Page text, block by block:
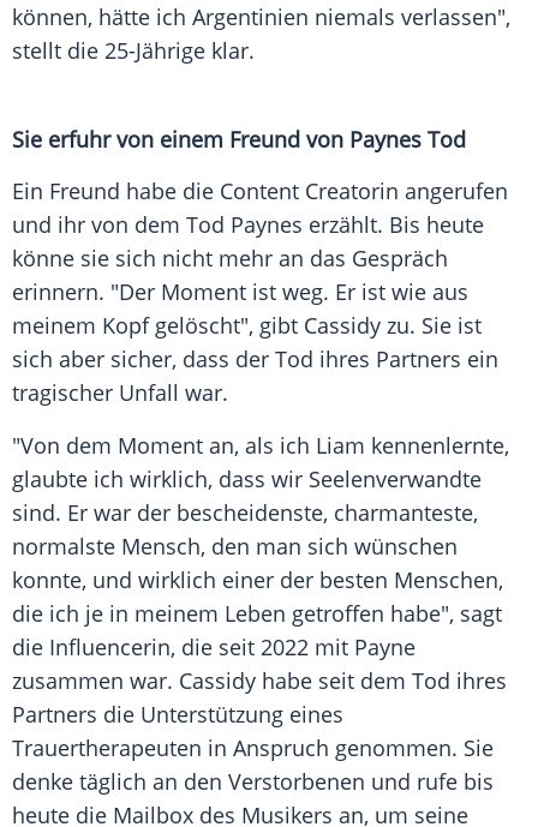
können, hätte ich Argentinien niemals verlassen",
stellt die 25-Jährige klar.
Sie erfuhr von einem Freund von Paynes Tod
Ein Freund habe die Content Creatorin angerufen
und ihr von dem Tod Paynes erzählt. Bis heute
könne sie sich nicht mehr an das Gespräch
erinnern. "Der Moment ist weg. Er ist wie aus
meinem Kopf gelöscht", gibt Cassidy zu. Sie ist
sich aber sicher, dass der Tod ihres Partners ein
tragischer Unfall war.
"Von dem Moment an, als ich Liam kennenlernte,
glaubte ich wirklich, dass wir Seelenverwandte
sind. Er war der bescheidenste, charmanteste,
normalste Mensch, den man sich wünschen
konnte, und wirklich einer der besten Menschen,
die ich je in meinem Leben getroffen habe", sagt
die Influencerin, die seit 2022 mit Payne
zusammen war. Cassidy habe seit dem Tod ihres
Partners die Unterstützung eines
Trauertherapeuten in Anspruch genommen. Sie
denke täglich an den Verstorbenen und rufe bis
heute die Mailbox des Musikers an, um seine